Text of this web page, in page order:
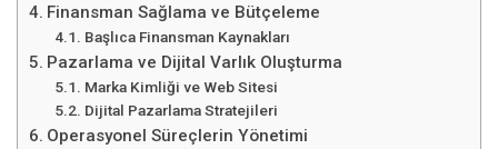
Finansman Sağlama ve Bütçeleme
Başlıca Finansman Kaynakları
Pazarlama ve Dijital Varlık Oluşturma
Marka Kimliği ve Web Sitesi
Dijital Pazarlama Stratejileri
Operasyonel Süreçlerin Yönetimi